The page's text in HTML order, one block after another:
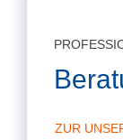
ZUR